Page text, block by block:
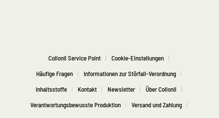
Collonil Service Point
Cookie-Einstellungen
Häufige Fragen
Informationen zur Störfall-Verordnung
Inhaltsstoffe
Kontakt Newsletter
Über Collonil
Verantwortungsbewusste Produktion
Versand und Zahlung